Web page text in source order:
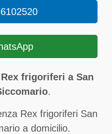
frigoriferi a San
.
Rex frigoriferi San
a domicilio.